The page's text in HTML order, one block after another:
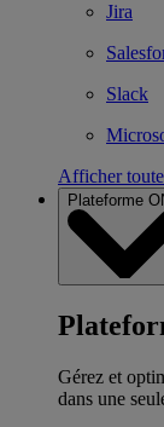
Jira
Slack
Afficher
Plateforme
Gérez et
dans une